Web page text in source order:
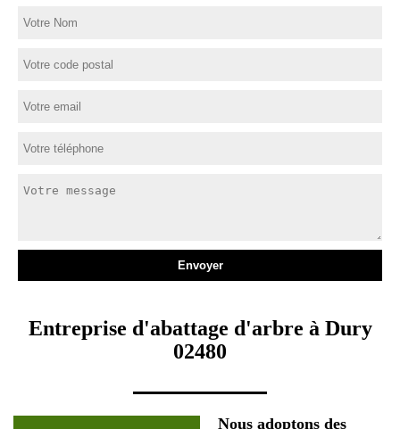
Entreprise d'abattage d'arbre à Dury
02480
Nous adoptons des